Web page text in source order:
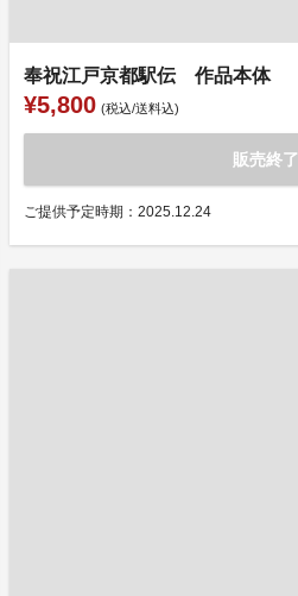
奉祝江戸京都駅伝 作品本体
¥5,800 (税込/送料込)
販売終了
ご提供予定時期：2025.12.24